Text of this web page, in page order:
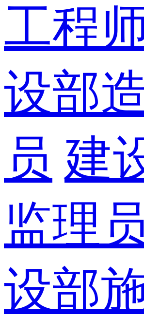
工程
设部
员 建
监理员
设部